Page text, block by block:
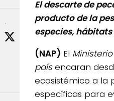
El descarte de
producto de la
especies,
(NAP) El
paísencaran
ecosistémico a la
específicas para
·